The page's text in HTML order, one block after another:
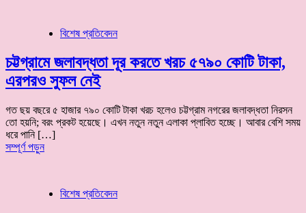
বিশেষ প্রতিবেদন
চট্টগ্রামে জলাবদ্ধতা দূর করতে খরচ ৫৭৯০ কোটি টাকা,
এরপরও সুফল নেই
গত ছয় বছরে ৫ হাজার ৭৯০ কোটি টাকা খরচ হলেও চট্টগ্রাম নগরের জলাবদ্ধতা নিরসন
তো হয়নি; বরং প্রকট হয়েছে। এখন নতুন নতুন এলাকা প্লাবিত হচ্ছে। আবার বেশি সময়
ধরে পানি […]
সম্পূর্ণ পড়ুন
বিশেষ প্রতিবেদন